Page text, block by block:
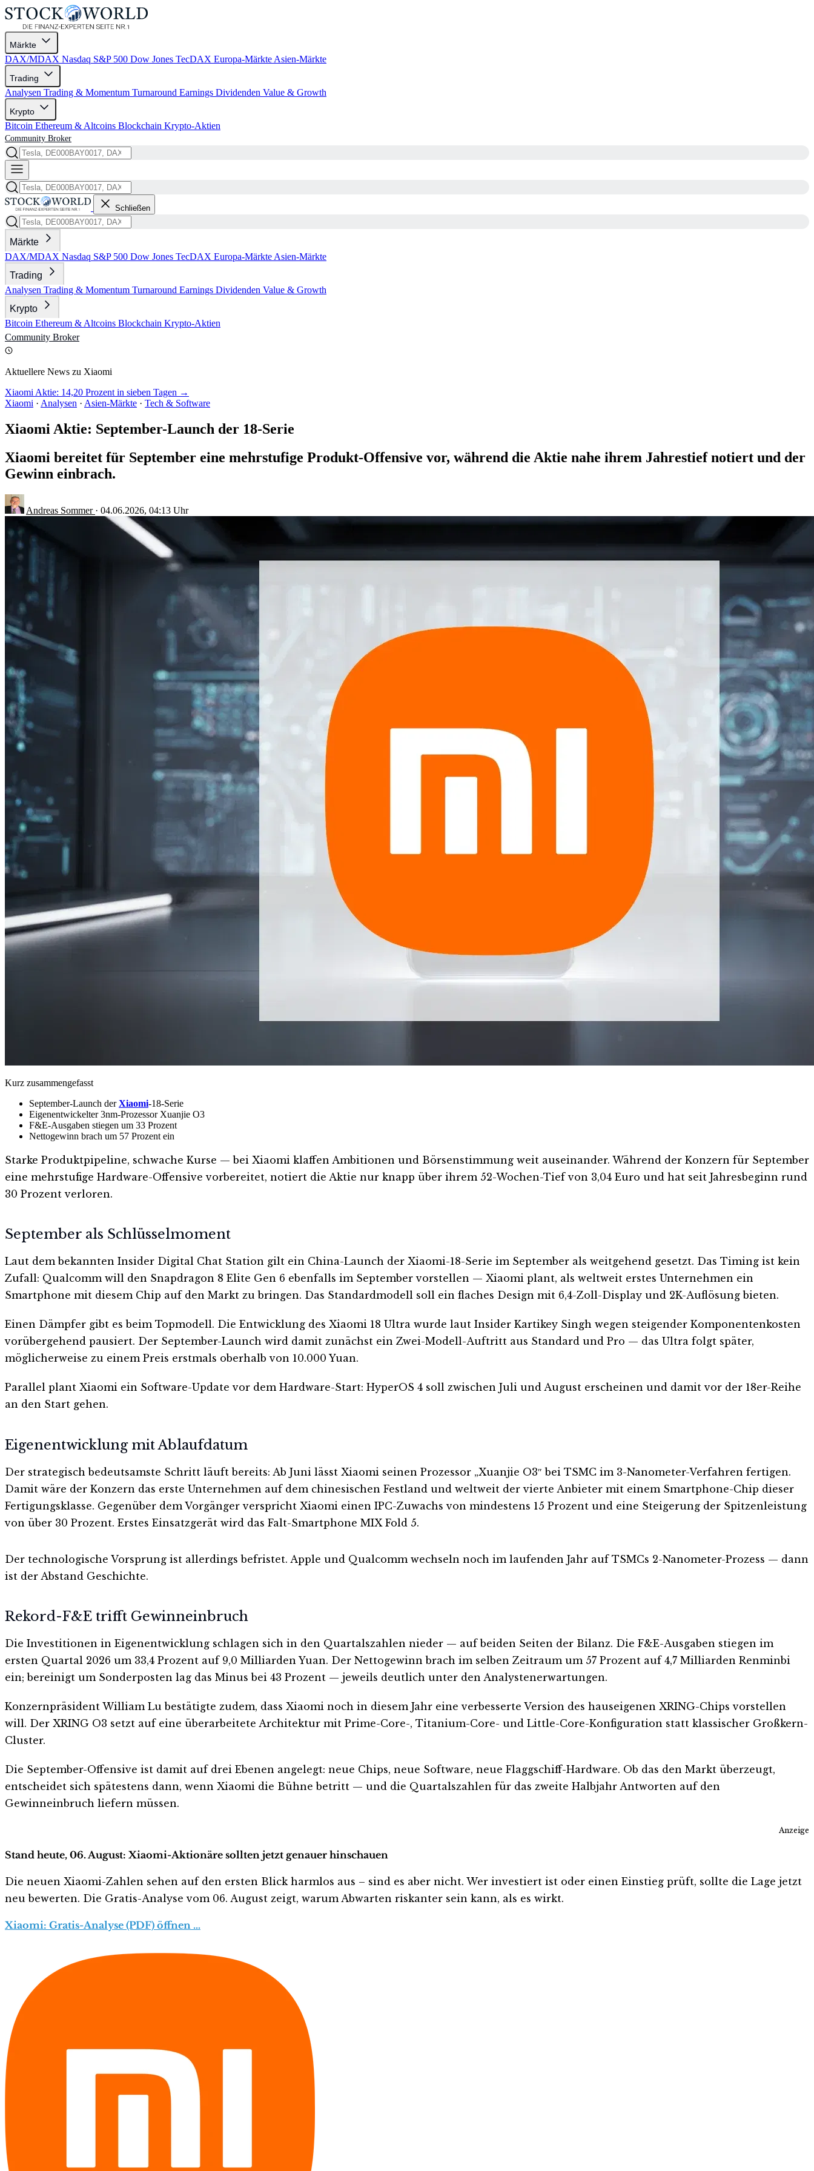
Märkte
DAX/MDAX Nasdaq S&P 500 Dow Jones TecDAX Europa-Märkte Asien-Märkte
Trading
Analysen Trading & Momentum Turnaround Earnings Dividenden Value & Growth
Krypto
Bitcoin Ethereum & Altcoins Blockchain Krypto-Aktien
Community Broker
Schließen
Märkte
DAX/MDAX Nasdaq S&P 500 Dow Jones TecDAX Europa-Märkte Asien-Märkte
Trading
Analysen Trading & Momentum Turnaround Earnings Dividenden Value & Growth
Krypto
Bitcoin Ethereum & Altcoins Blockchain Krypto-Aktien
Community Broker
Aktuellere News zu Xiaomi
Xiaomi Aktie: 14,20 Prozent in sieben Tagen →
Xiaomi · Analysen · Asien-Märkte · Tech & Software
Xiaomi Aktie: September-Launch der 18-Serie
Xiaomi bereitet für September eine mehrstufige Produkt-Offensive vor, während die Aktie nahe ihrem Jahrestief notiert und der
Gewinn einbrach.
Andreas Sommer · 04.06.2026, 04:13 Uhr
Kurz zusammengefasst
September-Launch derXiaomi-18-Serie
Eigenentwickelter 3nm-Prozessor Xuanjie O3
F&E-Ausgaben stiegen um 33 Prozent
Nettogewinn brach um 57 Prozent ein
Starke Produktpipeline, schwache Kurse — bei Xiaomi klaffen Ambitionen und Börsenstimmung weit auseinander. Während der Konzern für September
eine mehrstufige Hardware-Offensive vorbereitet, notiert die Aktie nur knapp über ihrem 52-Wochen-Tief von 3,04 Euro und hat seit Jahresbeginn rund
30 Prozent verloren.
September als Schlüsselmoment
Laut dem bekannten Insider Digital Chat Station gilt ein China-Launch der Xiaomi-18-Serie im September als weitgehend gesetzt. Das Timing ist kein
Zufall: Qualcomm will den Snapdragon 8 Elite Gen 6 ebenfalls im September vorstellen — Xiaomi plant, als weltweit erstes Unternehmen ein
Smartphone mit diesem Chip auf den Markt zu bringen. Das Standardmodell soll ein flaches Design mit 6,4-Zoll-Display und 2K-Auflösung bieten.
Einen Dämpfer gibt es beim Topmodell. Die Entwicklung des Xiaomi 18 Ultra wurde laut Insider Kartikey Singh wegen steigender Komponentenkosten
vorübergehend pausiert. Der September-Launch wird damit zunächst ein Zwei-Modell-Auftritt aus Standard und Pro — das Ultra folgt später,
möglicherweise zu einem Preis erstmals oberhalb von 10.000 Yuan.
Parallel plant Xiaomi ein Software-Update vor dem Hardware-Start: HyperOS 4 soll zwischen Juli und August erscheinen und damit vor der 18er-Reihe
an den Start gehen.
Eigenentwicklung mit Ablaufdatum
Der strategisch bedeutsamste Schritt läuft bereits: Ab Juni lässt Xiaomi seinen Prozessor „Xuanjie O3″ bei TSMC im 3-Nanometer-Verfahren fertigen.
Damit wäre der Konzern das erste Unternehmen auf dem chinesischen Festland und weltweit der vierte Anbieter mit einem Smartphone-Chip dieser
Fertigungsklasse. Gegenüber dem Vorgänger verspricht Xiaomi einen IPC-Zuwachs von mindestens 15 Prozent und eine Steigerung der Spitzenleistung
von über 30 Prozent. Erstes Einsatzgerät wird das Falt-Smartphone MIX Fold 5.
Der technologische Vorsprung ist allerdings befristet. Apple und Qualcomm wechseln noch im laufenden Jahr auf TSMCs 2-Nanometer-Prozess — dann
ist der Abstand Geschichte.
Rekord-F&E trifft Gewinneinbruch
Die Investitionen in Eigenentwicklung schlagen sich in den Quartalszahlen nieder — auf beiden Seiten der Bilanz. Die F&E-Ausgaben stiegen im
ersten Quartal 2026 um 33,4 Prozent auf 9,0 Milliarden Yuan. Der Nettogewinn brach im selben Zeitraum um 57 Prozent auf 4,7 Milliarden Renminbi
ein; bereinigt um Sonderposten lag das Minus bei 43 Prozent — jeweils deutlich unter den Analystenerwartungen.
Konzernpräsident William Lu bestätigte zudem, dass Xiaomi noch in diesem Jahr eine verbesserte Version des hauseigenen XRING-Chips vorstellen
will. Der XRING O3 setzt auf eine überarbeitete Architektur mit Prime-Core-, Titanium-Core- und Little-Core-Konfiguration statt klassischer Großkern-
Cluster.
Die September-Offensive ist damit auf drei Ebenen angelegt: neue Chips, neue Software, neue Flaggschiff-Hardware. Ob das den Markt überzeugt,
entscheidet sich spätestens dann, wenn Xiaomi die Bühne betritt — und die Quartalszahlen für das zweite Halbjahr Antworten auf den
Gewinneinbruch liefern müssen.
Anzeige
Stand heute, 06. August: Xiaomi-Aktionäre sollten jetzt genauer hinschauen
Die neuen Xiaomi-Zahlen sehen auf den ersten Blick harmlos aus – sind es aber nicht. Wer investiert ist oder einen Einstieg prüft, sollte die Lage jetzt
neu bewerten. Die Gratis-Analyse vom 06. August zeigt, warum Abwarten riskanter sein kann, als es wirkt.
Xiaomi: Gratis-Analyse (PDF) öffnen …